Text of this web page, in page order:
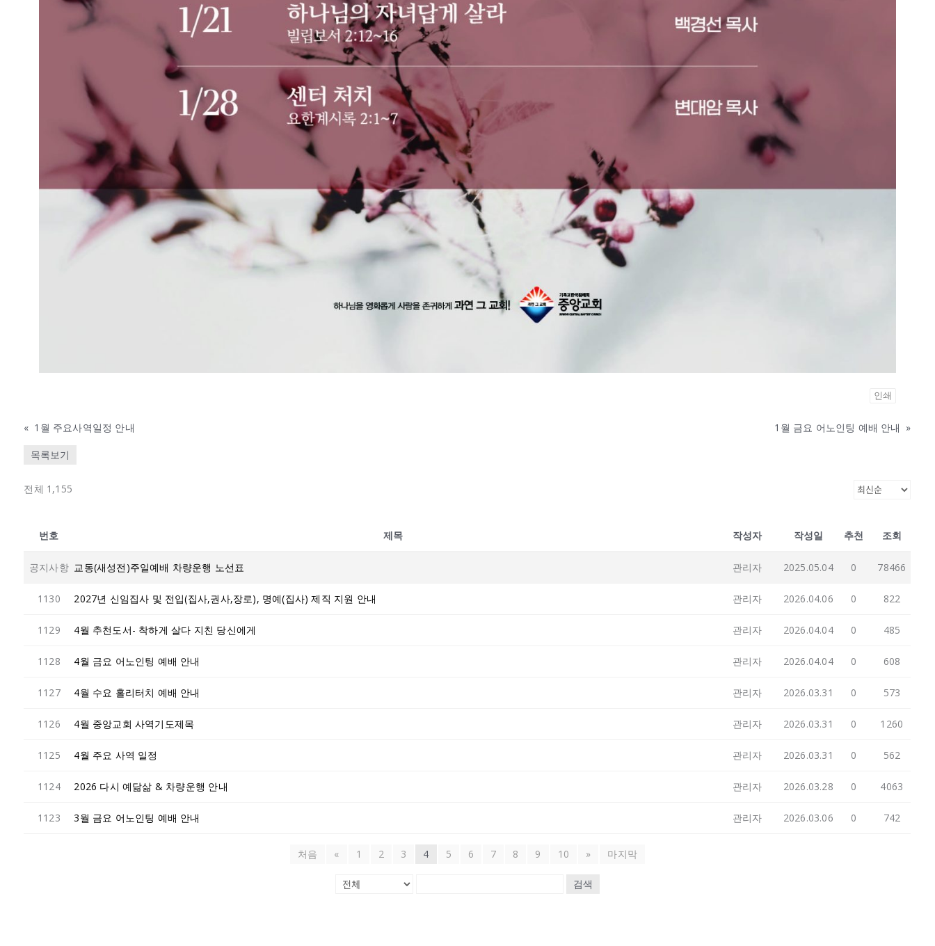
인쇄
« 1월 주요사역일정 안내 1월 금요 어노인팅 예배 안내 »
목록보기
전체 1,155
번호 제목 작성자 작성일 추천 조회
공지사항 교동(새성전)주일예배 차량운행 노선표 관리자 2025.05.04 0 78466
1130 2027년 신임집사 및 전입(집사,권사,장로), 명예(집사) 제직 지원 안내 관리자 2026.04.06 0 822
1129 4월 추천도서- 착하게 살다 지친 당신에게 관리자 2026.04.04 0 485
1128 4월 금요 어노인팅 예배 안내 관리자 2026.04.04 0 608
1127 4월 수요 홀리터치 예배 안내 관리자 2026.03.31 0 573
1126 4월 중앙교회 사역기도제목 관리자 2026.03.31 0 1260
1125 4월 주요 사역 일정 관리자 2026.03.31 0 562
1124 2026 다시 예닮삶 & 차량운행 안내 관리자 2026.03.28 0 4063
1123 3월 금요 어노인팅 예배 안내 관리자 2026.03.06 0 742
처음 « 1 2 3 4 5 6 7 8 9 10 » 마지막
검색